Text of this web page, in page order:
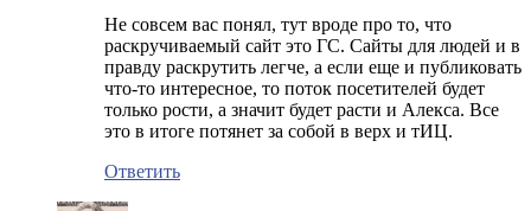
Не совсем вас понял, тут вроде про то, что
раскручиваемый сайт это ГС. Сайты для людей и в
правду раскрутить легче, а если еще и публиковать
что-то интересное, то поток посетителей будет
только рости, а значит будет расти и Алекса. Все
это в итоге потянет за собой в верх и тИЦ.
Ответить